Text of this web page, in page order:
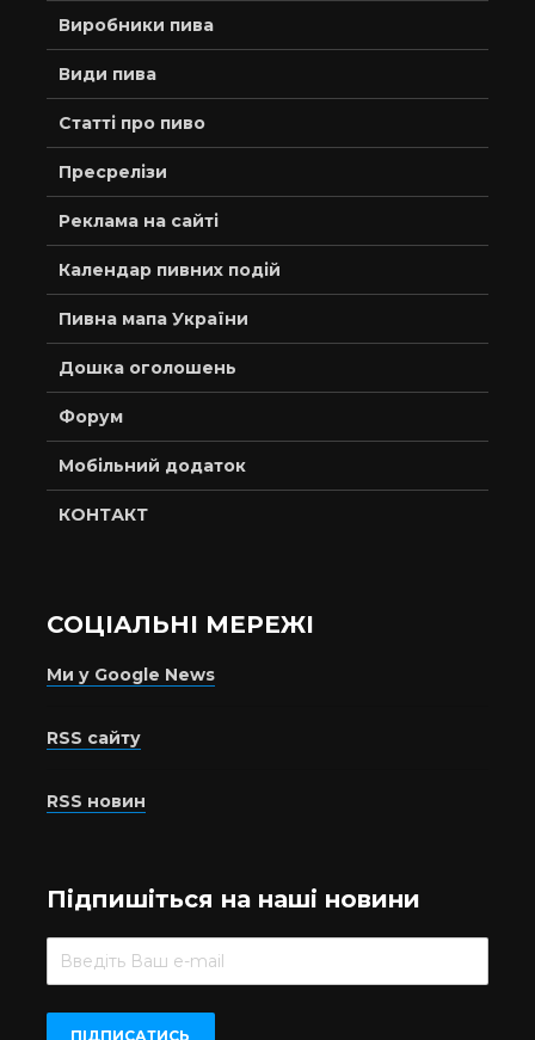
Виробники пива
Види пива
Статті про пиво
Пресрелізи
Реклама на сайті
Календар пивних подій
Пивна мапа України
Дошка оголошень
Форум
Мобільний додаток
КОНТАКТ
СОЦІАЛЬНІ МЕРЕЖІ
Ми у Google News
RSS сайту
RSS новин
Підпишіться на наші новини